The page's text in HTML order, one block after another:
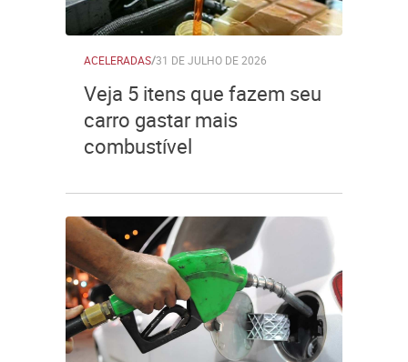
ACELERADAS/31 DE JULHO DE 2026
Veja 5 itens que fazem seu
carro gastar mais
combustível